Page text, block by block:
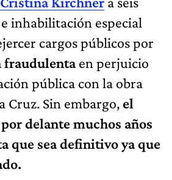
inhabilitación especial
cargos públicos por
fraudulentaen perjuicio
pública con la obra
Cruz. Sin embargo, el
delante muchos años
que sea definitivo ya que